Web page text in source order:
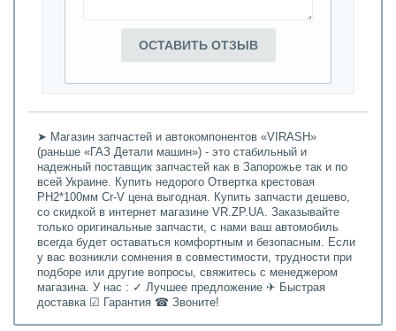
ОСТАВИТЬ ОТЗЫВ
➤ Магазин запчастей и автокомпонентов «VIRASH»
(раньше «ГАЗ Детали машин») - это стабильный и
надежный поставщик запчастей как в Запорожье так и по
всей Украине. Купить недорого Отвертка крестовая
РН2*100мм Cr-V цена выгодная. Купить запчасти дешево,
со скидкой в интернет магазине VR.ZP.UA. Заказывайте
только оригинальные запчасти, с нами ваш автомобиль
всегда будет оставаться комфортным и безопасным. Если
у вас возникли сомнения в совместимости, трудности при
подборе или другие вопросы, свяжитесь с менеджером
магазина. У нас : ✓ Лучшее предложение ✈ Быстрая
доставка ☑ Гарантия ☎ Звоните!